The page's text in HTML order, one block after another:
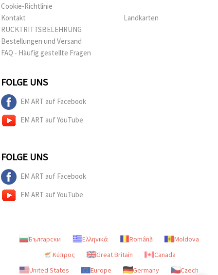
Cookie-Richtlinie
Kontakt
RÜCKTRITTSBELEHRUNG
Bestellungen und Versand
FAQ - Häufig gestellte Fragen
Landkarten
FOLGE UNS
EM ART auf Facebook
EM ART auf YouTube
FOLGE UNS
EM ART auf Facebook
EM ART auf YouTube
Български Ελληνικά Română
Moldova
Κύπρος
Great Britain
Canada
United States
Europe Germany Czech